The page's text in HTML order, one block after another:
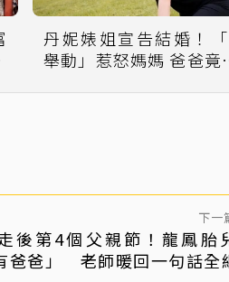
丹妮婊姐宣告結婚！「
舉動」惹怒媽媽 爸爸竟
下一
後第4個父親節！龍鳳胎
爸爸」 老師暖回一句話全